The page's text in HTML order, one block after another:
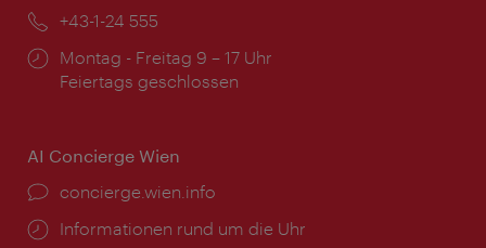
Telefon:
+43-1-24 555
Öffnungszeiten:
Montag - Freitag 9 – 17 Uhr
Feiertags geschlossen
AI Concierge Wien
Ort:
concierge.wien.info
Öffnungszeiten:
Informationen rund um die Uhr